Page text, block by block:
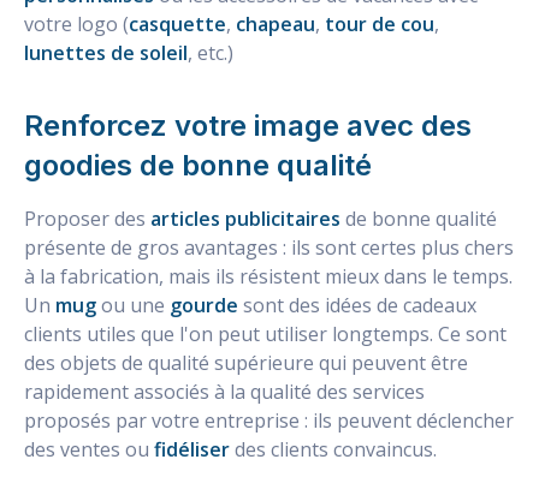
votre logo (casquette, chapeau, tour de cou,
lunettes de soleil, etc.)
Renforcez votre image avec des
goodies de bonne qualité
Proposer des articles publicitaires de bonne qualité
présente de gros avantages : ils sont certes plus chers
à la fabrication, mais ils résistent mieux dans le temps.
Un mugou une gourde sont des idées de cadeaux
clients utiles que l'on peut utiliser longtemps. Ce sont
des objets de qualité supérieure qui peuvent être
rapidement associés à la qualité des services
proposés par votre entreprise : ils peuvent déclencher
des ventes ou fidéliserdes clients convaincus.